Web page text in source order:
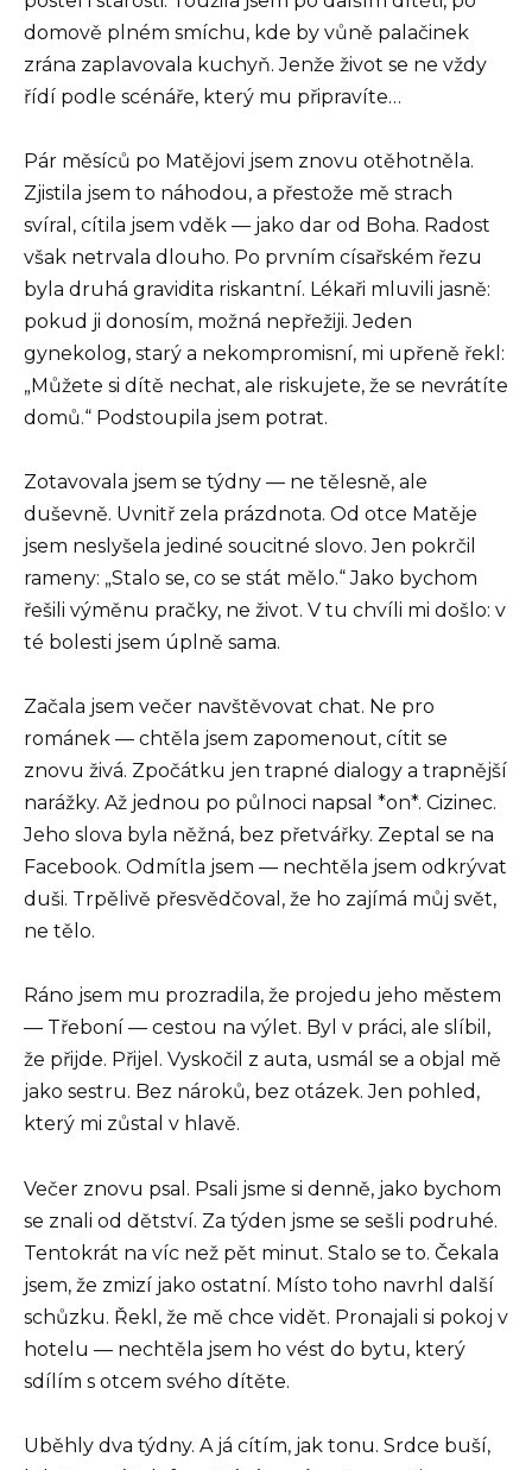
domově plném smíchu, kde by vůně palačinek
zrána zaplavovala kuchyň. Jenže život se ne vždy
řídí podle scénáře, který mu připravíte…
Pár měsíců po Matějovi jsem znovu otěhotněla.
Zjistila jsem to náhodou, a přestože mě strach
svíral, cítila jsem vděk — jako dar od Boha. Radost
však netrvala dlouho. Po prvním císařském řezu
byla druhá gravidita riskantní. Lékaři mluvili jasně:
pokud ji donosím, možná nepřežiji. Jeden
gynekolog, starý a nekompromisní, mi upřeně řekl:
„Můžete si dítě nechat, ale riskujete, že se nevrátíte
domů.“ Podstoupila jsem potrat.
Zotavovala jsem se týdny — ne tělesně, ale
duševně. Uvnitř zela prázdnota. Od otce Matěje
jsem neslyšela jediné soucitné slovo. Jen pokrčil
rameny: „Stalo se, co se stát mělo.“ Jako bychom
řešili výměnu pračky, ne život. V tu chvíli mi došlo: v
té bolesti jsem úplně sama.
Začala jsem večer navštěvovat chat. Ne pro
románek — chtěla jsem zapomenout, cítit se
znovu živá. Zpočátku jen trapné dialogy a trapnější
narážky. Až jednou po půlnoci napsal *on*. Cizinec.
Jeho slova byla něžná, bez přetvářky. Zeptal se na
Facebook. Odmítla jsem — nechtěla jsem odkrývat
duši. Trpělivě přesvědčoval, že ho zajímá můj svět,
ne tělo.
Ráno jsem mu prozradila, že projedu jeho městem
— Třeboní — cestou na výlet. Byl v práci, ale slíbil,
že přijde. Přijel. Vyskočil z auta, usmál se a objal mě
jako sestru. Bez nároků, bez otázek. Jen pohled,
který mi zůstal v hlavě.
Večer znovu psal. Psali jsme si denně, jako bychom
se znali od dětství. Za týden jsme se sešli podruhé.
Tentokrát na víc než pět minut. Stalo se to. Čekala
jsem, že zmizí jako ostatní. Místo toho navrhl další
schůzku. Řekl, že mě chce vidět. Pronajali si pokoj v
hotelu — nechtěla jsem ho vést do bytu, který
sdílím s otcem svého dítěte.
Uběhly dva týdny. A já cítím, jak tonu. Srdce buší,